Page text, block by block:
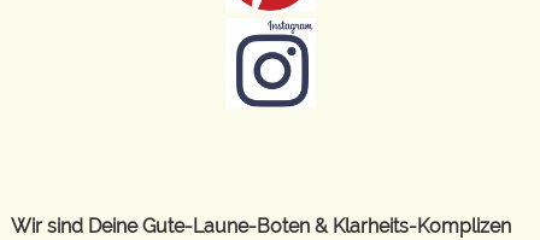
Wir sind Deine Gute-Laune-Boten & Klarheits-Komplizen